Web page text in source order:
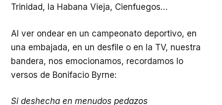
Trinidad, la Habana Vieja, Cienfuegos…
Al ver ondear en un campeonato deportivo, en
una embajada, en un desfile o en la TV, nuestra
bandera, nos emocionamos, recordamos lo
versos de Bonifacio Byrne:
Si deshecha en menudos pedazos